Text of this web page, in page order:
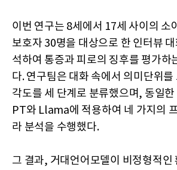
이번 연구는 8세에서 17세 사이의 소
보호자 30명을 대상으로 한 인터뷰
석하여 통증과 피로의 징후를 평가하
다. 연구팀은 대화 속에서 의미단위를
각도를 세 단계로 분류했으며, 동일
PT와 Llama에 적용하여 네 가지의
라 분석을 수행했다.
그 결과, 거대언어모델이 비정형적인